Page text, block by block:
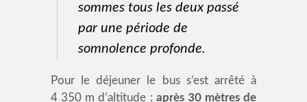
sommes tous les deux passé
par une période de
somnolence profonde.
Pour le déjeuner le bus s’est arrêté à
4 350 m d’altitude : après 30 mètres de